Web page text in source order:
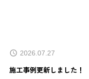
2026.07.27
施工事例更新しました！